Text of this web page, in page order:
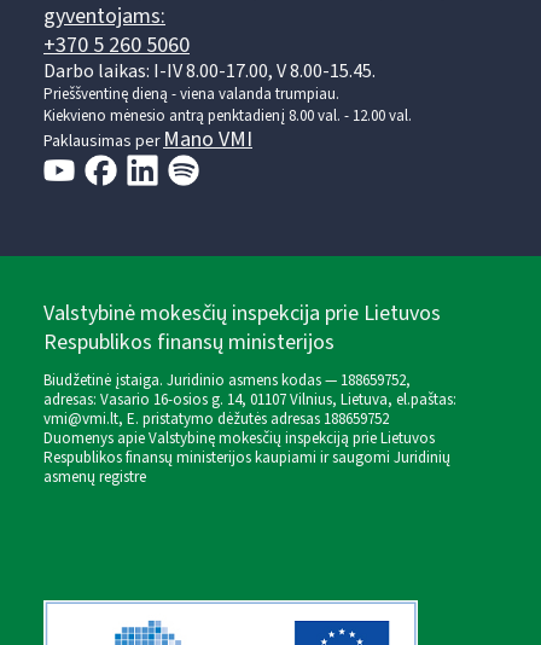
gyventojams:
+370 5 260 5060
Darbo laikas: I-IV 8.00-17.00, V 8.00-15.45.
Prieššventinę dieną - viena valanda trumpiau.
Kiekvieno mėnesio antrą penktadienį 8.00 val. - 12.00 val.
Paklausimas perMano VMI
Valstybinė mokesčių inspekcija prie Lietuvos
Respublikos finansų ministerijos
Biudžetinė įstaiga. Juridinio asmens kodas — 188659752,
adresas: Vasario 16-osios g. 14, 01107 Vilnius, Lietuva, el.paštas:
vmi@vmi.lt, E. pristatymo dėžutės adresas 188659752
Duomenys apie Valstybinę mokesčių inspekciją prie Lietuvos
Respublikos finansų ministerijos kaupiami ir saugomi Juridinių
asmenų registre